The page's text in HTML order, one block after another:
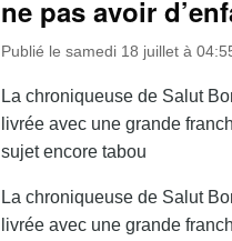
ne pas avoir
Publié le samedi 18 juillet à
La chroniqueuse de Salut
livrée avec une grande
sujet encore tabou
La chroniqueuse de Salut
livrée avec une grande